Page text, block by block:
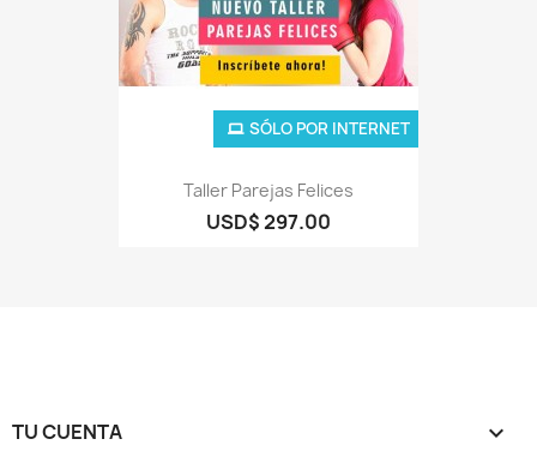
Taller Parejas Felices
USD$ 297.00
SÓLO POR INTERNET
TU CUENTA 